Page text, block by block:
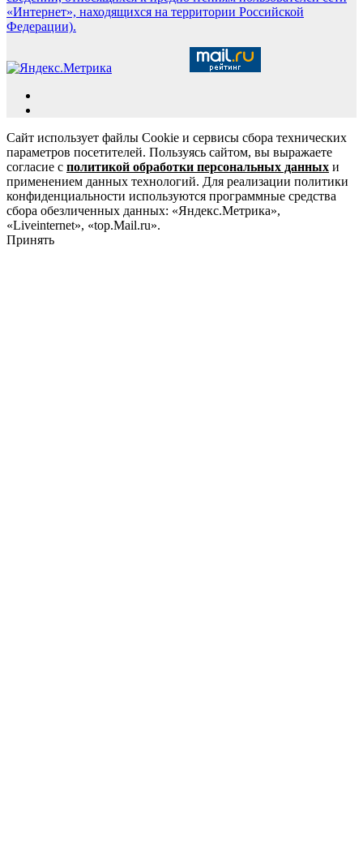
«Интернет», находящихся на территории Российской
Федерации).
Сайт использует файлы Cookie и сервисы сбора технических
параметров посетителей. Пользуясь сайтом, вы выражаете
согласие с политикой обработки персональных данных и
применением данных технологий. Для реализации политики
конфиденциальности используются программные средства
сбора обезличенных данных: «Яндекс.Метрика»,
«Liveinternet», «top.Mail.ru».
Принять